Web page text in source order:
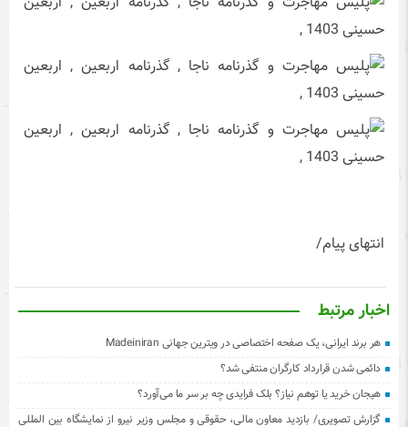
انتهای پیام/
اخبار مرتبط
هر برند ایرانی، یک صفحه اختصاصی در ویترین جهانی Madeiniran
دائمی شدن قرارداد کارگران منتفی شد؟
هیجان خرید یا توهم نیاز؟ بلک فرایدی چه بر سر ما می‌آورد؟
گزارش تصویری/ بازدید معاون مالی، حقوقی و مجلس وزیر نیرو از نمایشگاه بین المللی